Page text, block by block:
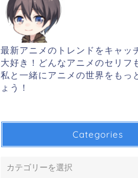
最新アニメのトレンドをキャッ
大好き！どんなアニメのセリフ
私と一緒にアニメの世界をもっ
ょう！
Categories